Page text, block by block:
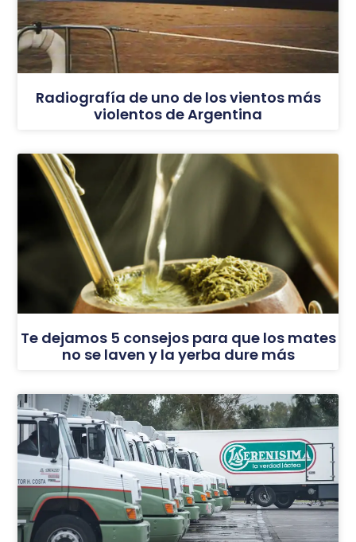
Radiografía de uno de los vientos más
violentos de Argentina
Te dejamos 5 consejos para que los mates
no se laven y la yerba dure más